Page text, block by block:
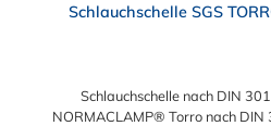
Schlauchschelle nach DIN
NORMACLAMP® Torro nach DIN